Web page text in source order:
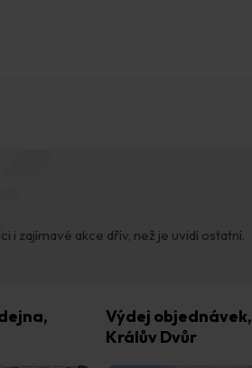
i zajímavé akce dřív, než je uvidí ostatní.
Výdej objednávek,
Králův Dvůr